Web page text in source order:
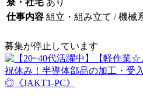
寮・社宅 あり
仕事内容 組立・組み立て / 機械
募集が停止しています